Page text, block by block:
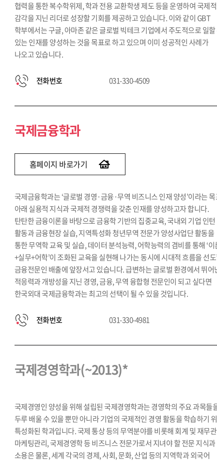
협력을 통한 복수학위제, 학과 전용 교환학생 제도 등을 운영하여 국제적
감각을 지닌 리더로 성장할 기회를 제공하고 있습니다. 이와 같이 GBT
학부에서는 구글, 아마존 같은 글로벌 빅테크 기업에서 주도적으로 일
있는 인재를 양성하는 것을 목표로 하고 있으며 이미 성공적인 사례가
나오고 있습니다.
전화번호 031-330-4509
국제금융학과
홈페이지 바로가기
국제금융학과는 ‘글로벌 경영·금융·무역 비즈니스 인재 양성’이라는
아래 실용적 지식과 국제적 경쟁력을 갖춘 인재를 양성하고자 합니다.
탄탄한 금융이론을 바탕으로 금융학 기반의 집중교육, 국내외 기업 인턴
활동과 금융현장 실습, 지역특성화 청년무역 전문가 양성사업단 활동을
통한 무역학 교육 및 실습, 데이터 분석능력, 어학능력의 겸비를 통해 ‘이
+실무+어학’이 조화된 교육을 실현해 나가는 동시에 시대적 흐름을 선
금융전문인 배출에 앞장서고 있습니다. 급변하는 글로벌 환경에서 뛰어
적응력과 개방성을 지닌 경영, 금융, 무역 융합형 전문인이 되고 싶다면
한국외대 국제금융학과는 최고의 선택이 될 수 있을 것입니다.
전화번호 031-330-4981
국제경영학과(~2013)*
국제경영인 양성을 위해 설립된 국제경영학과는 경영학의 주요 과목들
두루 배울 수 있을 뿐만 아니라 기업의 국제적인 경영 활동을 학습하기
특성화된 학과입니다. 국제 통상 등의 무역분야를 비롯해 회계 및 재무
마케팅관리, 국제경영학 등 비즈니스 전문가로서 지녀야 할 전문 지식과
소용은 물론, 세계 각국의 경제, 사회, 문화, 산업 등의 지역학과 외국어